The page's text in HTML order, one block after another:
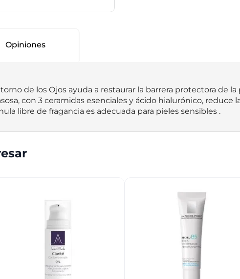
Opiniones
de los Ojos ayuda a restaurar la barrera protectora de
con 3 ceramidas esenciales y ácido hialurónico, reduce
libre de fragancia es adecuada para pieles sensibles .